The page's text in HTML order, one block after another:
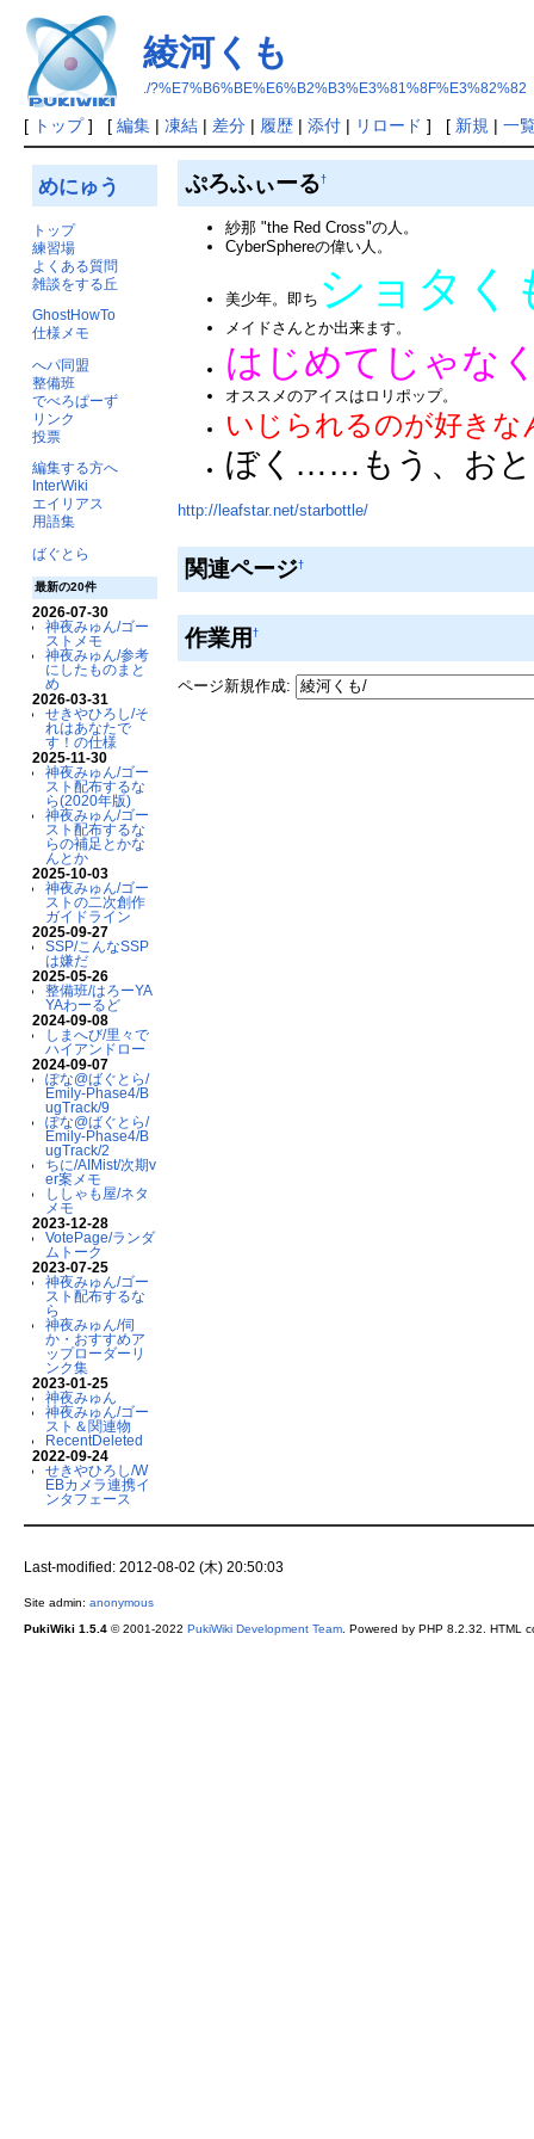
綾河くも
./?%E7%B6%BE%E6%B2%B3%E3%81%8F%E3%82%82
[ トップ] [ 編集| 凍結| 差分| 履歴| 添付| リロード ] [ 新規 | 一
めにゅう
トップ
練習場
よくある質問
雑談をする丘
GhostHowTo
仕様メモ
へパ同盟
整備班
でべろぱーず
リンク
投票
編集する方へ
InterWiki
エイリアス
用語集
ばぐとら
最新の20件
2026-07-30
神夜みゅん/ゴー
ストメモ
神夜みゅん/参考
にしたものまと
め
2026-03-31
せきやひろし/そ
れはあなたで
す！の仕様
2025-11-30
神夜みゅん/ゴー
スト配布するな
ら(2020年版)
神夜みゅん/ゴー
スト配布するな
らの補足とかな
んとか
2025-10-03
神夜みゅん/ゴー
ストの二次創作
ガイドライン
2025-09-27
SSP/こんなSSP
は嫌だ
2025-05-26
整備班/はろーYA
YAわーるど
2024-09-08
しまへび/里々で
ハイアンドロー
2024-09-07
ぽな@ばぐとら/
Emily-Phase4/B
ugTrack/9
ぽな@ばぐとら/
Emily-Phase4/B
ugTrack/2
ちに/AIMist/次期v
er案メモ
ししゃも屋/ネタ
メモ
2023-12-28
VotePage/ランダ
ムトーク
2023-07-25
神夜みゅん/ゴー
スト配布するな
ら
神夜みゅん/伺
か・おすすめア
ップローダーリ
ンク集
2023-01-25
神夜みゅん
神夜みゅん/ゴー
スト＆関連物
RecentDeleted
2022-09-24
せきやひろし/W
EBカメラ連携イ
ンタフェース
ぷろふぃーる†
紗那 "the Red Cross"の人。
CyberSphereの偉い人。
美少年。即ち ショタく
メイドさんとか出来ます。
はじめてじゃな
オススメのアイスはロリポップ。
いじられるのが好きな
ぼく……もう、おと
http://leafstar.net/starbottle/
関連ページ†
作業用 †
ページ新規作成:
Last-modified: 2012-08-02 (木) 20:50:03
Site admin: anonymous
PukiWiki 1.5.4© 2001-2022 PukiWiki Development Team. Powered by PHP 8.2.32. HTML